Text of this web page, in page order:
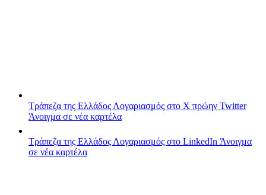
Τράπεζα της Ελλάδος Λογαριασμός στο X πρώην Twitter
Άνοιγμα σε νέα καρτέλα
Τράπεζα της Ελλάδος Λογαριασμός στο LinkedIn Άνοιγμα
σε νέα καρτέλα